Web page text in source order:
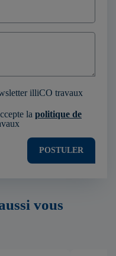
illiCO travaux
la politique de
POSTULER
vous